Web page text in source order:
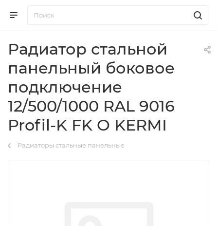
Радиатор стальной
панельный боковое
подключение
12/500/1000 RAL 9016
Profil-K FK O KERMI
Радиаторы стальные панельные